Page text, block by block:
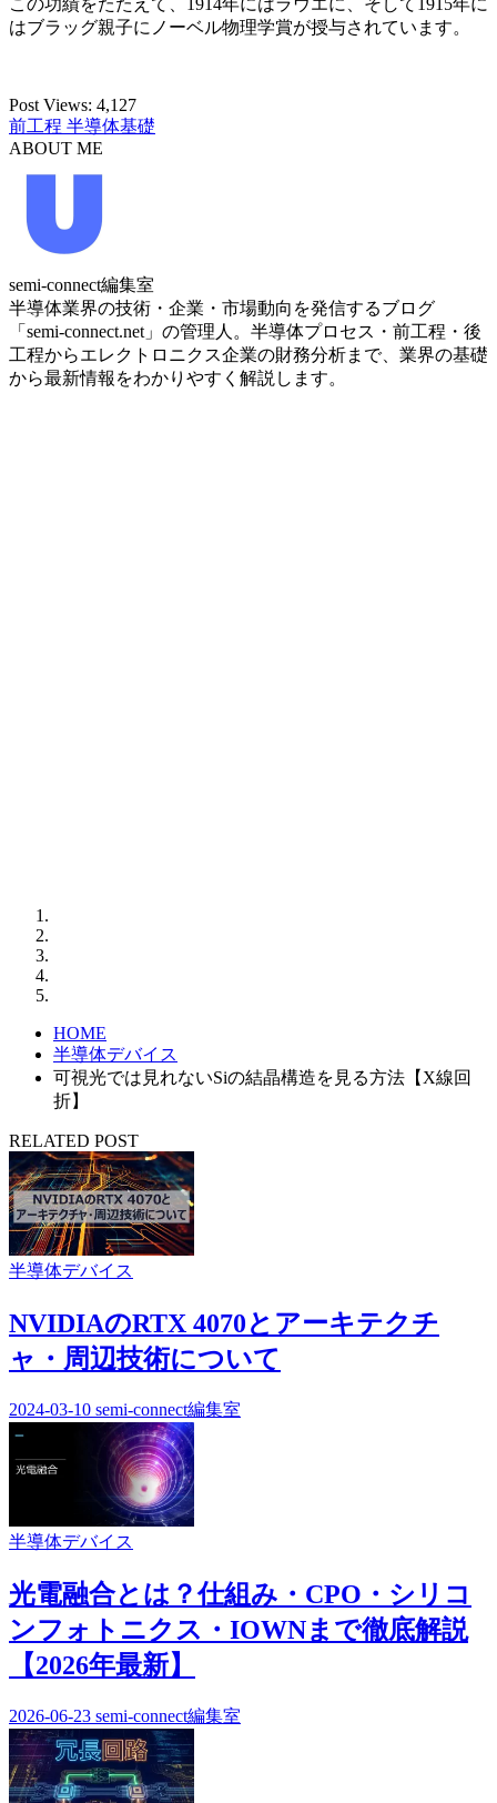
この功績をたたえて、1914年にはラウエに、そして1915年に
はブラッグ親子にノーベル物理学賞が授与されています。
Post Views: 4,127
前工程 半導体基礎
ABOUT ME
semi-connect編集室
半導体業界の技術・企業・市場動向を発信するブログ
「semi-connect.net」の管理人。半導体プロセス・前工程・後
工程からエレクトロニクス企業の財務分析まで、業界の基礎
から最新情報をわかりやすく解説します。
HOME
半導体デバイス
可視光では見れないSiの結晶構造を見る方法【X線回
折】
RELATED POST
半導体デバイス
NVIDIAのRTX 4070とアーキテクチ
ャ・周辺技術について
2024-03-10 semi-connect編集室
半導体デバイス
光電融合とは？仕組み・CPO・シリコ
ンフォトニクス・IOWNまで徹底解説
【2026年最新】
2026-06-23 semi-connect編集室